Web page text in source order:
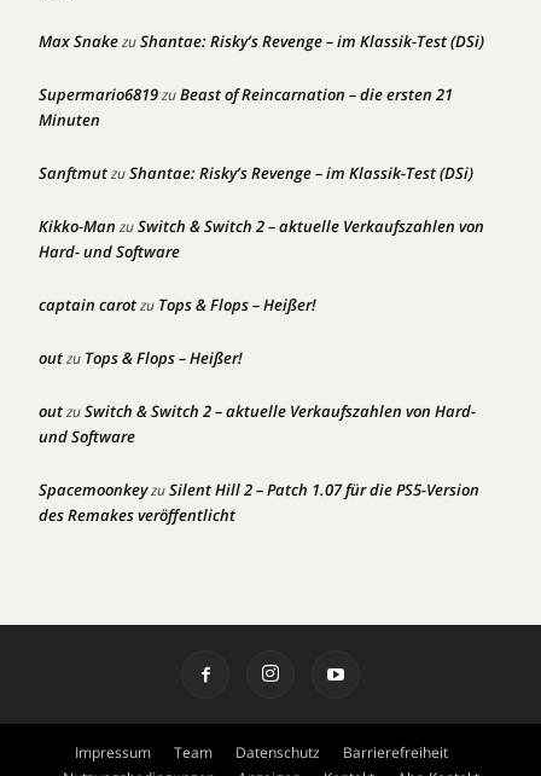
Max SnakezuShantae: Risky’s Revenge – im Klassik-Test (DSi)
Supermario6819zuBeast of Reincarnation – die ersten 21
Minuten
SanftmutzuShantae: Risky’s Revenge – im Klassik-Test (DSi)
Kikko-Man zuSwitch & Switch 2 – aktuelle Verkaufszahlen von
Hard- und Software
captain carotzu Tops & Flops – Heißer!
outzu Tops & Flops – Heißer!
outzuSwitch & Switch 2 – aktuelle Verkaufszahlen von Hard-
und Software
SpacemoonkeyzuSilent Hill 2 – Patch 1.07 für die PS5-Version
des Remakes veröffentlicht
Impressum Team Datenschutz
Barrierefreiheit